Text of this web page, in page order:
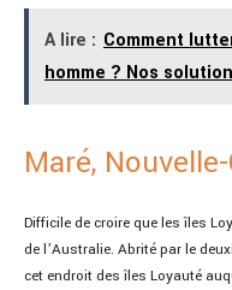
A lire : Comment
homme ? Nos
Maré,
Difficile de croire que les îles
de l’Australie. Abrité par le
cet endroit des îles Loyauté